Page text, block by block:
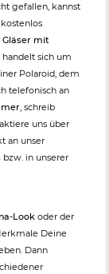
gefallen, kannst
kostenlos
mit
sich um
Polaroid, dem
telefonisch an
, schreib
uns über
an unser
bzw. in unserer
Look oder der
Deine
Dann